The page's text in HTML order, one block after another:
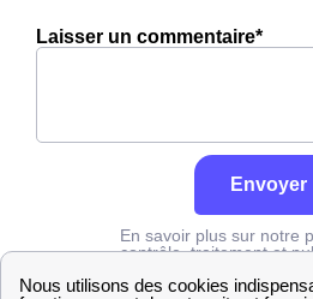
Laisser un commentaire*
Envoyer
En savoir plus sur notre
contrôle, traitement et